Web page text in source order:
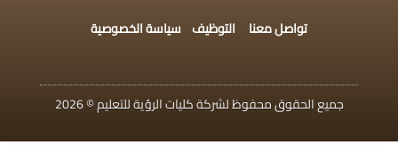
تواصل معنا التوظيف سياسة الخصوصية
جميع الحقوق محفوظ لشركة كليات الرؤية للتعليم © 2026